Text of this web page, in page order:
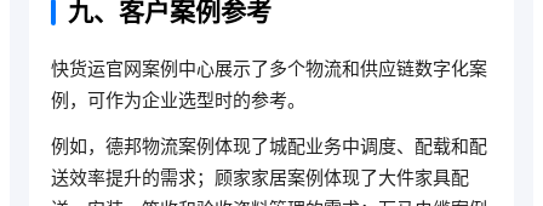
九、客户案例参考
快货运官网案例中心展示了多个物流和供应链数字化案
例，可作为企业选型时的参考。
例如，德邦物流案例体现了城配业务中调度、配载和配
送效率提升的需求；顾家家居案例体现了大件家具配